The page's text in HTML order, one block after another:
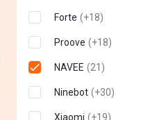
Forte (+18)
Proove (+18)
NAVEE (21 )
Ninebot (+30)
Xiaomi (+19)